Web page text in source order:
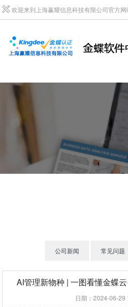
欢迎来到上海赢耀信息科技有限公司官方网
公司新闻 常见问题
AI管理新物种 | 一图看懂金蝶
日期：2024-06-29